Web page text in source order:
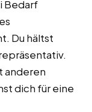
Bedarf
Du hältst
anderen
dich für eine